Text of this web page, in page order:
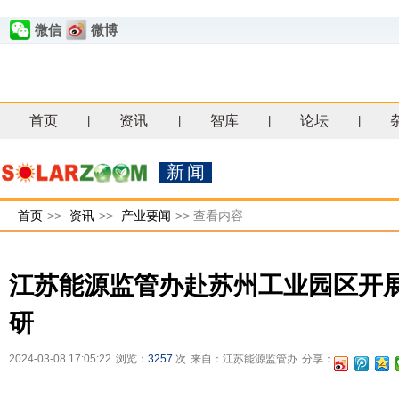
微信 微博
首页 资讯 智库 论坛
新闻
首页 >> 资讯 >> 产业要闻 >> 查看内容
江苏能源监管办赴苏州工业园区开
研
2024-03-08 17:05:22 浏览： 3257 次 来自：江苏能源监管办 分享：